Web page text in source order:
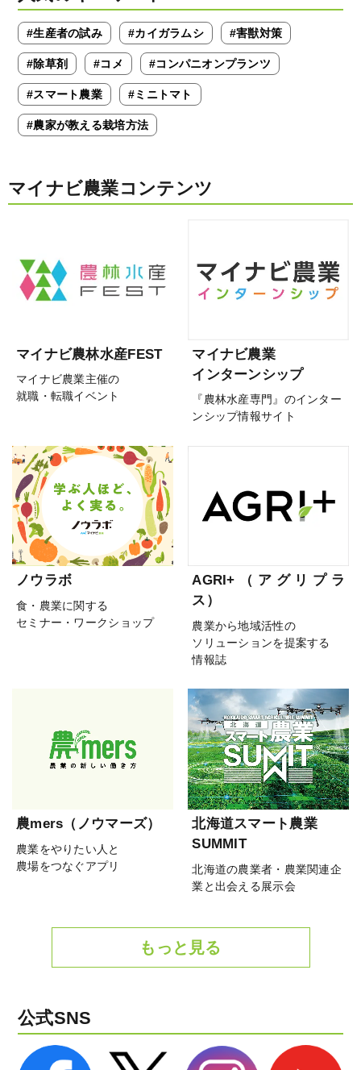
#生産者の試み #カイガラムシ #害獣対策
#除草剤 #コメ #コンパニオンプランツ
#スマート農業 #ミニトマト
#農家が教える栽培方法
マイナビ農業コンテンツ
マイナビ農林水産FEST
マイナビ農業主催の
就職・転職イベント
マイナビ農業
インターンシップ
『農林水産専門』のインター
ンシップ情報サイト
ノウラボ
食・農業に関する
セミナー・ワークショップ
AGRI+（アグリプラ
ス）
農業から地域活性の
ソリューションを提案する
情報誌
農mers（ノウマーズ）
農業をやりたい人と
農場をつなぐアプリ
北海道スマート農業
SUMMIT
北海道の農業者・農業関連企
業と出会える展示会
もっと見る
公式SNS